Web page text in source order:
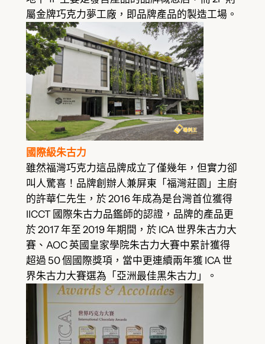
屬金牌巧克力夢工廠，即品牌產品的製造工場。
國際級朱古力
雖然福灣巧克力這品牌成立了僅幾年，但實力卻
叫人驚喜！品牌創辦人兼屏東「福灣莊園」主廚
的許華仁先生，於 2016 年成為是台灣首位獲得
IICCT 國際朱古力品鑑師的認證，品牌的產品更
於 2017 年至 2019 年期間，於 ICA 世界朱古力大
賽、AOC 英國皇家學院朱古力大賽中累計獲得
超過 50 個國際獎項，當中更連續兩年獲 ICA 世
界朱古力大賽選為「亞洲最佳黑朱古力」。